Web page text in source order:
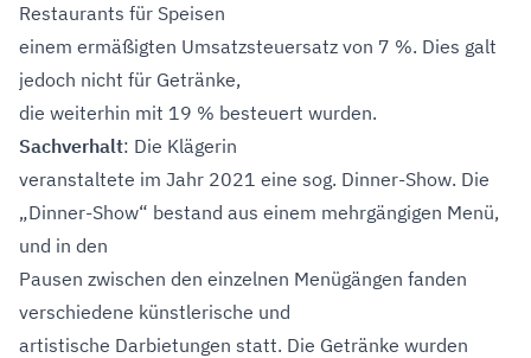
Restaurants für Speisen
einem ermäßigten Umsatzsteuersatz von 7 %. Dies galt
jedoch nicht für Getränke,
die weiterhin mit 19 % besteuert wurden.
Sachverhalt: Die Klägerin
veranstaltete im Jahr 2021 eine sog. Dinner-Show. Die
„Dinner-Show“ bestand aus einem mehrgängigen Menü,
und in den
Pausen zwischen den einzelnen Menügängen fanden
verschiedene künstlerische und
artistische Darbietungen statt. Die Getränke wurden